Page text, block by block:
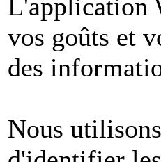
L'application
vos goûts et
des
Nous